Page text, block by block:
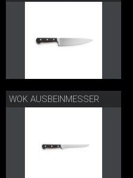
WOK AUSBEINMESSER